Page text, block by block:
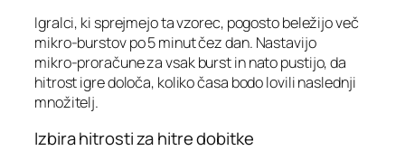
Igralci, ki sprejmejo ta vzorec, pogosto beležijo več
mikro‑burstov po 5 minut čez dan. Nastavijo
mikro‑proračune za vsak burst in nato pustijo, da
hitrost igre določa, koliko časa bodo lovili naslednji
množitelj.
Izbira hitrosti za hitre dobitke